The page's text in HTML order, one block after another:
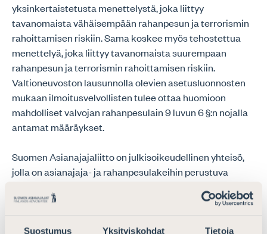
Suostumus Yksityiskohdat Tietoja
yksinkertaistetusta menettelystä, joka liittyy
tavanomaista vähäisempään rahanpesun ja terrorismin
rahoittamisen riskiin. Sama koskee myös tehostettua
menettelyä, joka liittyy tavanomaista suurempaan
rahanpesun ja terrorismin rahoittamisen riskiin.
Valtioneuvoston lausunnolla olevien asetusluonnosten
mukaan ilmoitusvelvollisten tulee ottaa huomioon
mahdolliset valvojan rahanpesulain 9 luvun 6 §:n nojalla
antamat määräykset.
Suomen Asianajajaliitto on julkisoikeudellinen yhteisö,
jolla on asianajaja- ja rahanpesulakeihin perustuva
rahanpesulain velvoitteiden noudattamista.
rahanpesulain mukaan voi antaa valvomilleen